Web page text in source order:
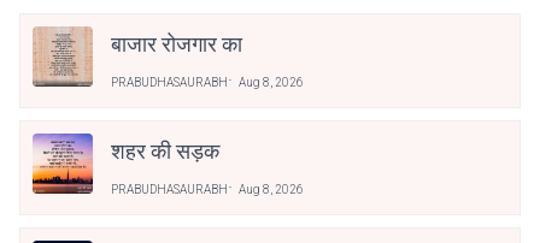
बाजार रोजगार का
PRABUDHASAURABH Aug 8, 2026
शहर की सड़क
PRABUDHASAURABH Aug 8, 2026